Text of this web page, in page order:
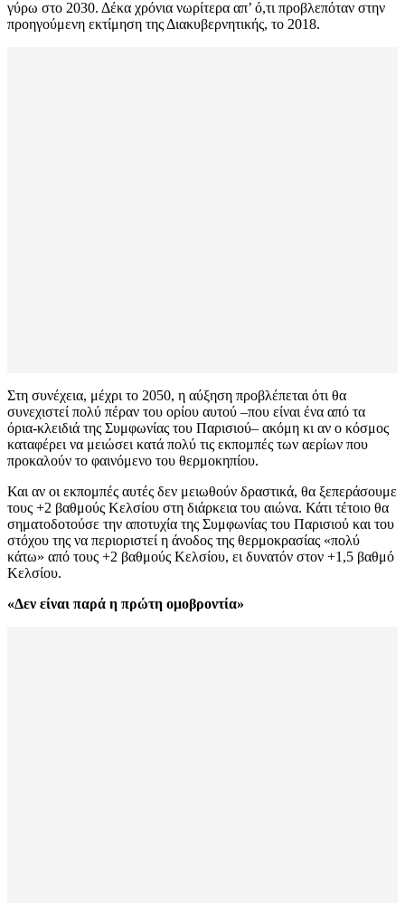
γύρω στο 2030. Δέκα χρόνια νωρίτερα απ’ ό,τι προβλεπόταν στην
προηγούμενη εκτίμηση της Διακυβερνητικής, το 2018.
Στη συνέχεια, μέχρι το 2050, η αύξηση προβλέπεται ότι θα
συνεχιστεί πολύ πέραν του ορίου αυτού –που είναι ένα από τα
όρια-κλειδιά της Συμφωνίας του Παρισιού– ακόμη κι αν ο κόσμος
καταφέρει να μειώσει κατά πολύ τις εκπομπές των αερίων που
προκαλούν το φαινόμενο του θερμοκηπίου.
Και αν οι εκπομπές αυτές δεν μειωθούν δραστικά, θα ξεπεράσουμε
τους +2 βαθμούς Κελσίου στη διάρκεια του αιώνα. Κάτι τέτοιο θα
σηματοδοτούσε την αποτυχία της Συμφωνίας του Παρισιού και του
στόχου της να περιοριστεί η άνοδος της θερμοκρασίας «πολύ
κάτω» από τους +2 βαθμούς Κελσίου, ει δυνατόν στον +1,5 βαθμό
Κελσίου.
«Δεν είναι παρά η πρώτη ομοβροντία»